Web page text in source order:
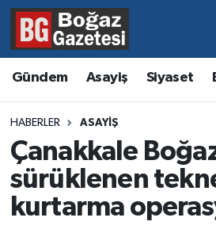
Gündem Asayiş Siyaset
HABERLER ASAYIŞ
Çanakkale
sürüklenen
kurtarma
Asayiş
Eğitim
Ekonomi
Gündem
Hava Durumu
Trafik Durumu
Süper Lig Puan Durumu ve
Tüm Manşetler
Son Dakika Haberleri